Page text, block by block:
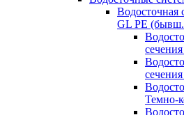
Водосточная
GL PE
Темно-